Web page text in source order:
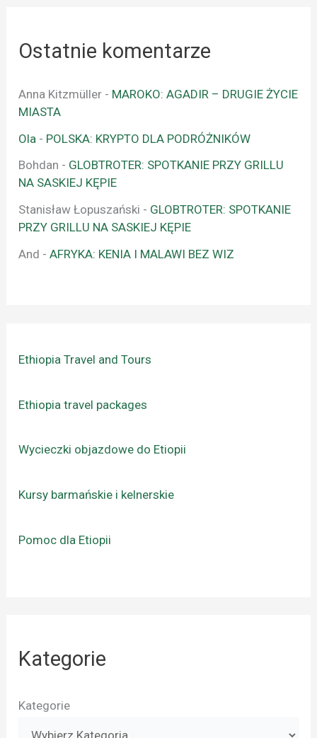
Ostatnie komentarze
Anna Kitzmüller - MAROKO: AGADIR – DRUGIE ŻYCIE
MIASTA
Ola - POLSKA: KRYPTO DLA PODRÓŻNIKÓW
Bohdan - GLOBTROTER: SPOTKANIE PRZY GRILLU
NA SASKIEJ KĘPIE
Stanisław Łopuszański - GLOBTROTER: SPOTKANIE
PRZY GRILLU NA SASKIEJ KĘPIE
And -AFRYKA: KENIA I MALAWI BEZ WIZ
Ethiopia Travel and Tours
Ethiopia travel packages
Wycieczki objazdowe do Etiopii
Kursy barmańskie i kelnerskie
Pomoc dla Etiopii
Kategorie
Kategorie